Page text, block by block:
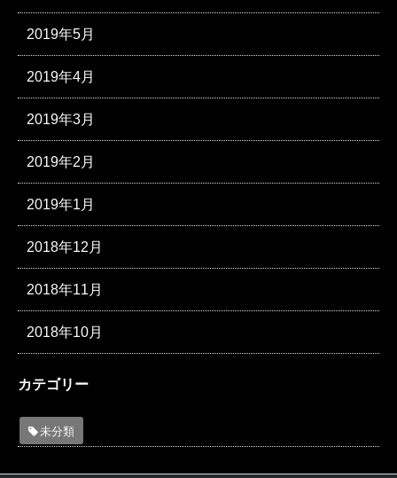
2019年5月
2019年4月
2019年3月
2019年2月
2019年1月
2018年12月
2018年11月
2018年10月
カテゴリー
未分類